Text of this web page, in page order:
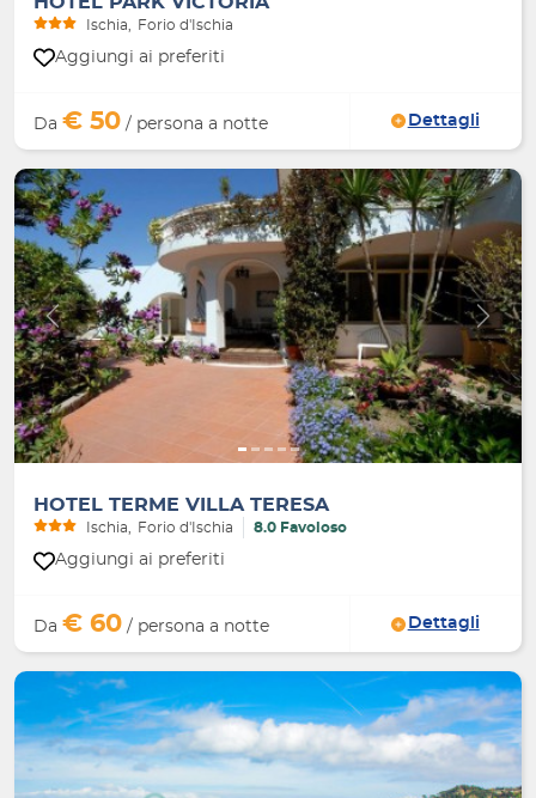
Ischia Forio d'Ischia
Aggiungi ai preferiti
Da € 50 / persona a notte Dettagli
Indietro Avanti
HOTEL TERME VILLA TERESA
Ischia Forio d'Ischia 8.0 Favoloso
Aggiungi ai preferiti
Da € 60 / persona a notte Dettagli